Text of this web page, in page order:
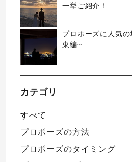
一挙ご紹介！
プロポーズに人気
東編~
カテゴリ
すべて
プロポーズの方法
プロポーズのタイミング